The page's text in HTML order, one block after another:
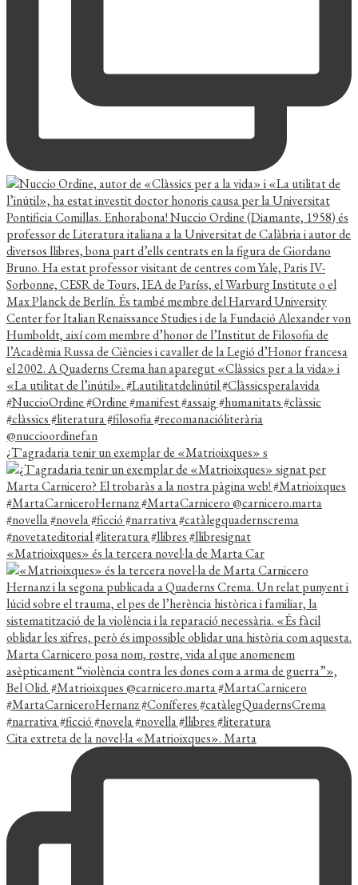
¿T'agradaria tenir un exemplar de «Matrioixques» s
«Matrioixques» és la tercera novel·la de Marta Car
Cita extreta de la novel·la «Matrioixques». Marta